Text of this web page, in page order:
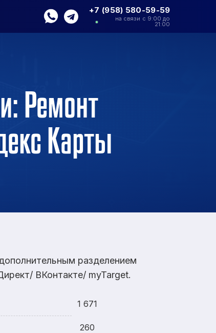
+7 (958) 580-59-59
на связи с 9:00 до
21:00
Ремонт
Карты
разделением
ВКонтакте/ myTarget.
1 671
260